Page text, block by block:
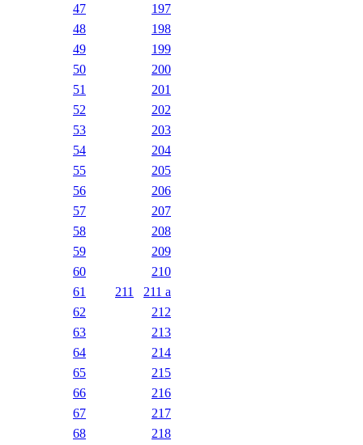
47
197
48
198
49
199
50
200
51
201
52
202
53
203
54
204
55
205
56
206
57
207
58
208
59
209
60
210
61
211
211 a
62
212
63
213
64
214
65
215
66
216
67
217
68
218